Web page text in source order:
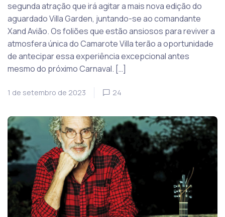
segunda atração que irá agitar a mais nova edição do
aguardado Villa Garden, juntando-se ao comandante
Xand Avião. Os foliões que estão ansiosos para reviver a
atmosfera única do Camarote Villa terão a oportunidade
de antecipar essa experiência excepcional antes
mesmo do próximo Carnaval. […]
1 de setembro de 2023 24